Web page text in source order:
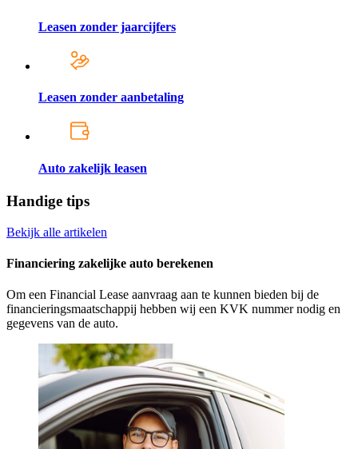
Leasen zonder jaarcijfers
Leasen zonder aanbetaling
Auto zakelijk leasen
Handige tips
Bekijk alle artikelen
Financiering zakelijke auto berekenen
Om een Financial Lease aanvraag aan te kunnen bieden bij de
financieringsmaatschappij hebben wij een KVK nummer nodig en
gegevens van de auto.